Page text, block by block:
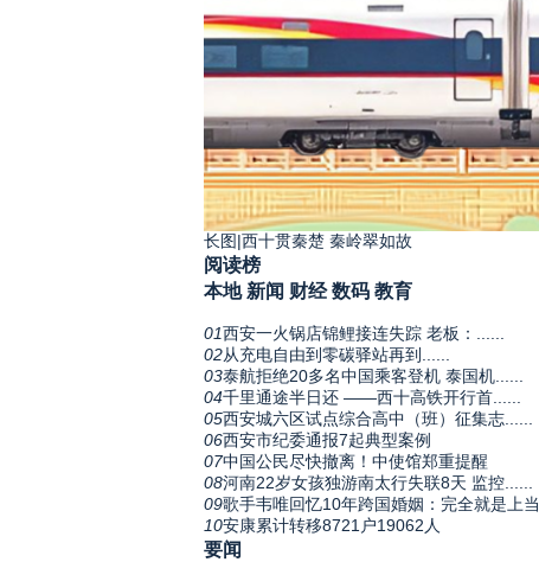
长图|西十贯秦楚 秦岭翠如故
阅读榜
本地 新闻 财经 数码 教育
01西安一火锅店锦鲤接连失踪 老板：......
02从充电自由到零碳驿站再到......
03泰航拒绝20多名中国乘客登机 泰国机......
04千里通途半日还 ——西十高铁开行首......
05西安城六区试点综合高中（班）征集志......
06西安市纪委通报7起典型案例
07中国公民尽快撤离！中使馆郑重提醒
08河南22岁女孩独游南太行失联8天 监控......
09歌手韦唯回忆10年跨国婚姻：完全就是上当
10安康累计转移8721户19062人
要闻